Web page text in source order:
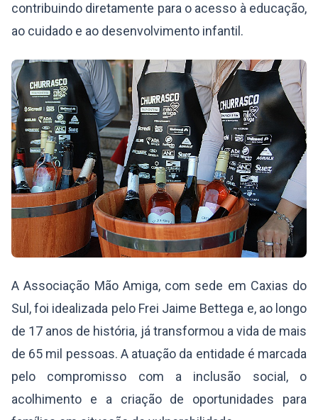
contribuindo diretamente para o acesso à educação,
ao cuidado e ao desenvolvimento infantil.
A Associação Mão Amiga, com sede em Caxias do
Sul, foi idealizada pelo Frei Jaime Bettega e, ao longo
de 17 anos de história, já transformou a vida de mais
de 65 mil pessoas. A atuação da entidade é marcada
pelo compromisso com a inclusão social, o
acolhimento e a criação de oportunidades para